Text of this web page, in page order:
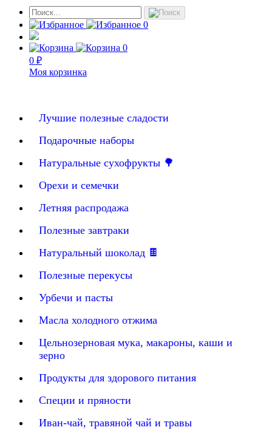
0
0
0 ₽
Моя корзинка
Лучшие полезные сладости
Подарочные наборы
Натуральные сухофрукты 🌳
Орехи и семечки
Летняя распродажа
Полезные завтраки
Натуральный шоколад 🍫
Полезные перекусы
Урбечи и пасты
Масла холодного отжима
Цельнозерновая мука, макароны, каши и
зерно
Продукты для здорового питания
Специи и пряности
Иван-чай, травяной чай и травы